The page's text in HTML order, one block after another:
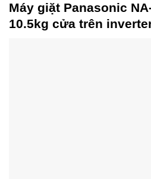
Máy giặt Panasonic
10.5kg cửa trên